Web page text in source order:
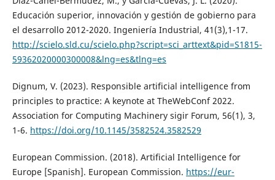
Educación superior, innovación y gestión de gobierno para
el desarrollo 2012-2020. Ingeniería Industrial, 41(3),1-17.
http://scielo.sld.cu/scielo.php?script=sci_arttext&pid=S1815-
59362020000300008&lng=es&tlng=es
Dignum, V. (2023). Responsible artificial intelligence from
principles to practice: A keynote at TheWebConf 2022.
Association for Computing Machinery sigir Forum, 56(1), 3,
1-6. https://doi.org/10.1145/3582524.3582529
European Commission. (2018). Artificial Intelligence for
Europe [Spanish]. European Commission. https://eur-